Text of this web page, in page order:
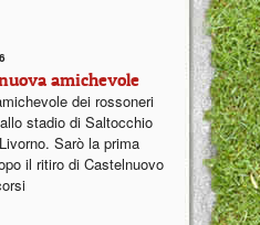
amichevole
dei rossoneri
stadio di Saltocchio
Sarò la prima
il ritiro di Castelnuovo